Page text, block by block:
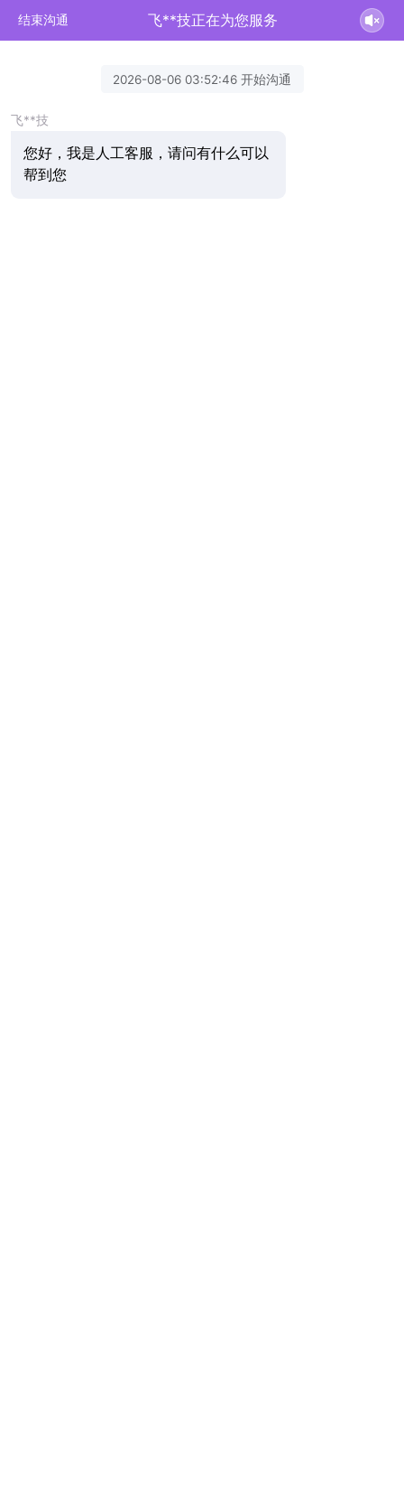
结束沟通 飞**技正在为您服务
2026-08-06 03:52:46 开始沟通
飞**技
您好，我是人工客服，请问有什么可以
帮到您